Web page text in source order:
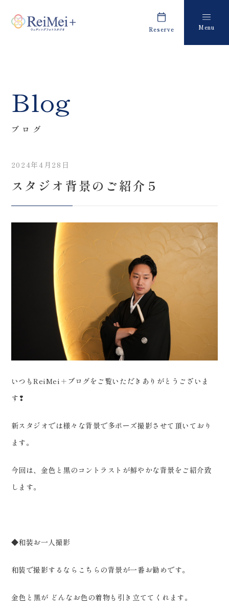
Reserve Menu
〒963-8041
福島県郡山市富田町権現林9−１
Tel.0120-05-7536
Time.10:30 - 18:00（年中無休）
来店のご予約
お問い合わせ
Costume
衣装
About us
Retouch
フォトレタッチ
Studio
スタジオ紹介
Blog
ブログ
会社案内
プライバシーポリシー
Blog
ブログ
2024年4月28日
スタジオ背景のご紹介５
いつもReiMei＋ブログをご覧いただきありがとうございま
す❢
新スタジオでは様々な背景で多ポーズ撮影させて頂いており
ます。
今回は、金色と黒のコントラストが鮮やかな背景をご紹介致
します。
◆和装お一人撮影
和装で撮影するならこちらの背景が一番お勧めです。
金色と黒が どんなお色の着物も引き立ててくれます。